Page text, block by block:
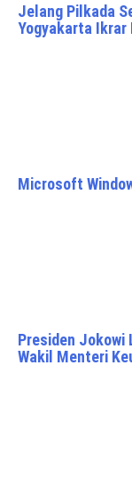
Jelang Pilkada
Yogyakarta Ikrar
Microsoft
Presiden Jokowi
Wakil Menteri